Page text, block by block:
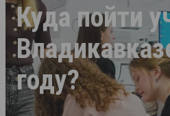
Куда пойти
году?